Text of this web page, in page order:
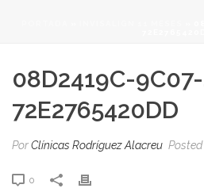
08D2419C-
72E2765420DD
PorClínicas Rodríguez Alacreu Posted
0